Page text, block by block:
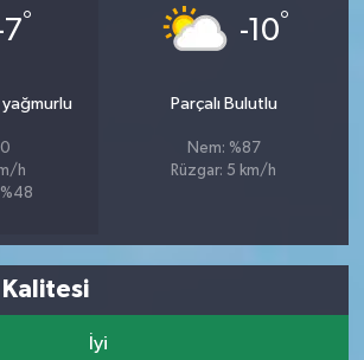
7°
h
%48
-10°
Parçalı Bulutlu
Nem: %87
Rüzgar: 5 km/h
Kalitesi
İyi